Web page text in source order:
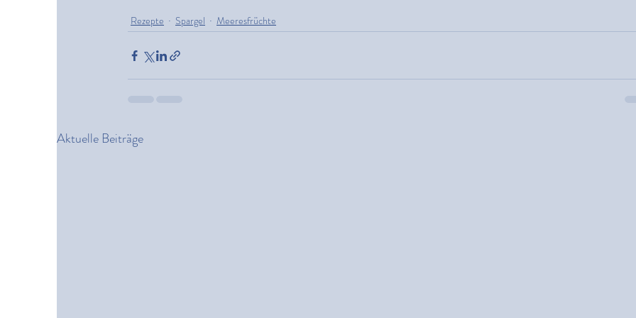
Rezepte Spargel Meeresfrüchte
Aktuelle Beiträge